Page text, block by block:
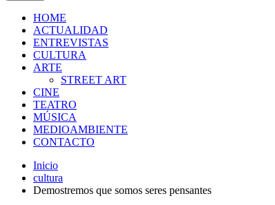
HOME
ACTUALIDAD
ENTREVISTAS
CULTURA
ARTE
STREET ART
CINE
TEATRO
MÚSICA
MEDIOAMBIENTE
CONTACTO
Inicio
cultura
Demostremos que somos seres pensantes